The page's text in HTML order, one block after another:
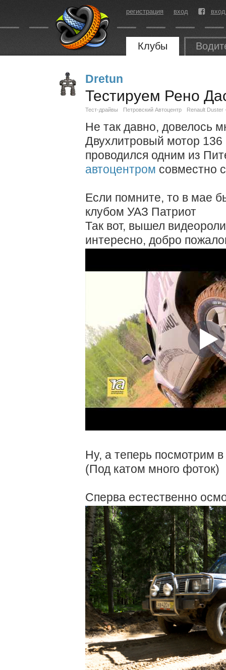
регистрация вход
Клубы
Dretun
Тестируем Рено
Тест-драйвы Петровский Автоцентр Renault Duster
Не так давно, довелось
Двухлитровый мотор
проводился одним из
автоцентром совместно
Если помните, то в мае
клубом УАЗ Патриот
Так вот, вышел
интересно, добро
Ну, а теперь посмотрим
(Под катом много фоток)
Сперва естественно